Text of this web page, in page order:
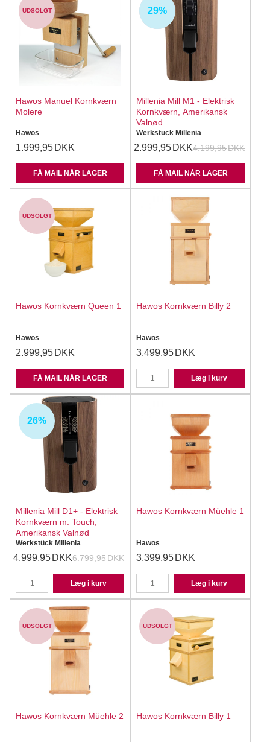
UDSOLGT
Hawos Manuel Kornkværn
Molere
Hawos
1.999,95 DKK
FÅ MAIL NÅR LAGER
UDSOLGT
29%
Millenia Mill M1 - Elektrisk
Kornkværn, Amerikansk
Valnød
Werkstück Millenia
4.199,95DKK
2.999,95 DKK
FÅ MAIL NÅR LAGER
UDSOLGT
Hawos Kornkværn Queen 1
Hawos
2.999,95 DKK
FÅ MAIL NÅR LAGER
Hawos Kornkværn Billy 2
Hawos
3.499,95 DKK
Læg i kurv
26%
Millenia Mill D1+ - Elektrisk
Kornkværn m. Touch,
Amerikansk Valnød
Werkstück Millenia
6.799,95DKK
4.999,95 DKK
Læg i kurv
Hawos Kornkværn Müehle 1
Hawos
3.399,95 DKK
Læg i kurv
UDSOLGT
Hawos Kornkværn Müehle 2
UDSOLGT
Hawos Kornkværn Billy 1